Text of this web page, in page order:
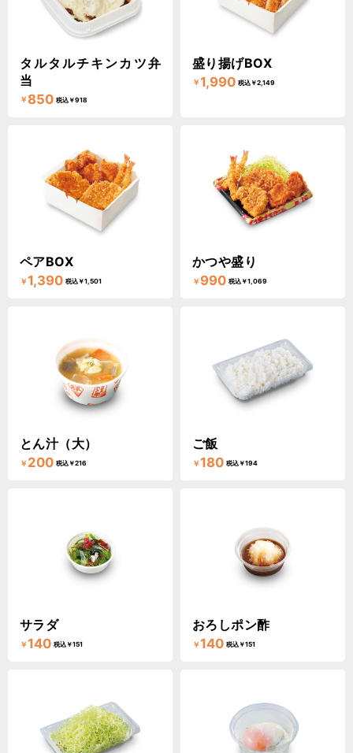
タルタルチキンカツ弁
当
￥850 税込￥918
盛り揚げBOX
￥1,990 税込￥2,149
ペアBOX
￥1,390 税込￥1,501
かつや盛り
￥ 990 税込￥1,069
とん汁（大）
￥ 200 税込￥216
ご飯
￥180 税込￥194
サラダ
￥140 税込￥151
おろしポン酢
￥140 税込￥151